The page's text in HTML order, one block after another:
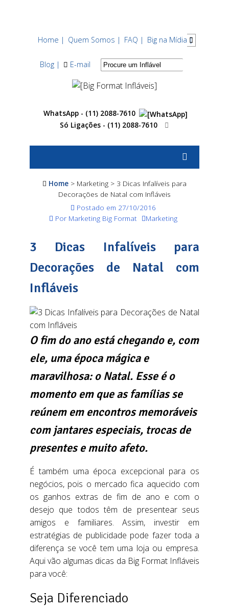
Home | Quem Somos | FAQ | Big na Mídia |
Blog | E-mail
WhatsApp - (11) 2088-7610
Só Ligações - (11) 2088-7610
Home> Marketing > 3 Dicas Infalíveis para
Decorações de Natal com Infláveis
Postado em 27/10/2016
Por Marketing Big Format
Marketing
3 Dicas Infalíveis para
Decorações de Natal com
Infláveis
O fim do ano está chegando e, com
ele, uma época mágica e
maravilhosa: o Natal. Esse é o
momento em que as famílias se
reúnem em encontros memoráveis
com jantares especiais, trocas de
presentes e muito afeto.
É também uma época excepcional para os
negócios, pois o mercado fica aquecido com
os ganhos extras de fim de ano e com o
desejo que todos têm de presentear seus
amigos e familiares. Assim, investir em
estratégias de publicidade pode fazer toda a
diferença se você tem uma loja ou empresa.
Aqui vão algumas dicas da Big Format Infláveis
para você:
Seja Diferenciado